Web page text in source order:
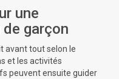
une
garçon
avant tout selon le
et les activités
peuvent ensuite guider